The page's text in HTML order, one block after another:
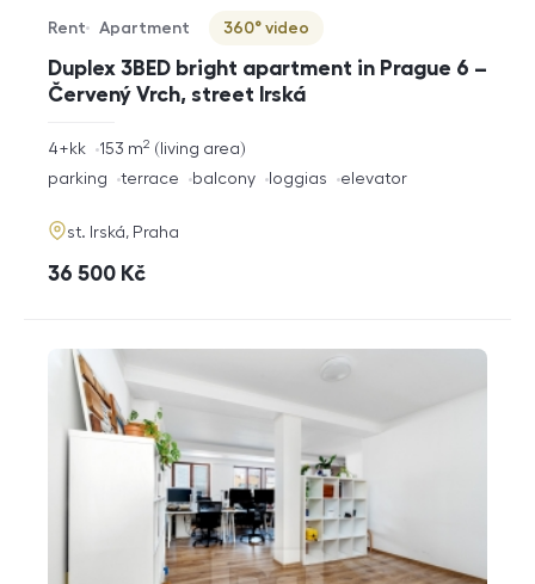
Duplex 3BED bright apartment in Prague 6 –
Červený Vrch, street Irská
Offer type
Rent
Property type
Apartment
Virtuální prohlídka
360° video
rozměry
4+kk living area
153 m2
funkce
parking terrace balcony loggias elevator
adresa
st. Irská, Praha
cena
36 500 Kč